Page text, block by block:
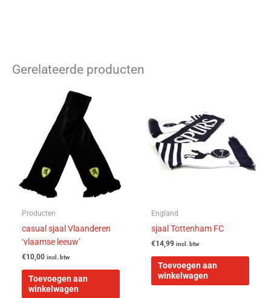
Gerelateerde producten
Producten
casual sjaal Vlaanderen
‘vlaamse leeuw’
€10,00 incl. btw
Toevoegen aan
winkelwagen
England
sjaal Tottenham FC
€14,99 incl. btw
Toevoegen aan
winkelwagen